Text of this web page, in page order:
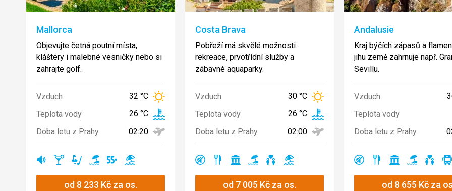
Mallorca
Objevujte četná poutní místa,
kláštery i malebné vesničky nebo si
zahrajte golf.
Vzduch
32 °C
Teplota vody
26 °C
Doba letu z Prahy
02:20
rušná
Ano
bary
Ano
golf
Ano
písčitá
Ano
vhodné
důchodce
Ano
válení
moře
Ano
od 8 233 Kč za os.
Costa Brava
Pobřeží má skvělé možnosti
rekreace, prvotřídní služby a
zábavné aquaparky.
Vzduch
30 °C
Teplota vody
26 °C
Doba letu z Prahy
02:00
klidná
Ano
restaurace
Ano
památky
Ano
písčitá
Ano
vhodné
páry
Ano
válení
moře
Ano
od 7 005 Kč za os.
Andalusie
Kraj býčích zápasů a
jihu země zahrnuje např.
Sevillu.
Vzduch
Teplota vody
Doba letu z Prahy
klidná
Ano
restaurace
Ano
památky
Ano
písčitá
Ano
páry
Ano
od 8 655 Kč za